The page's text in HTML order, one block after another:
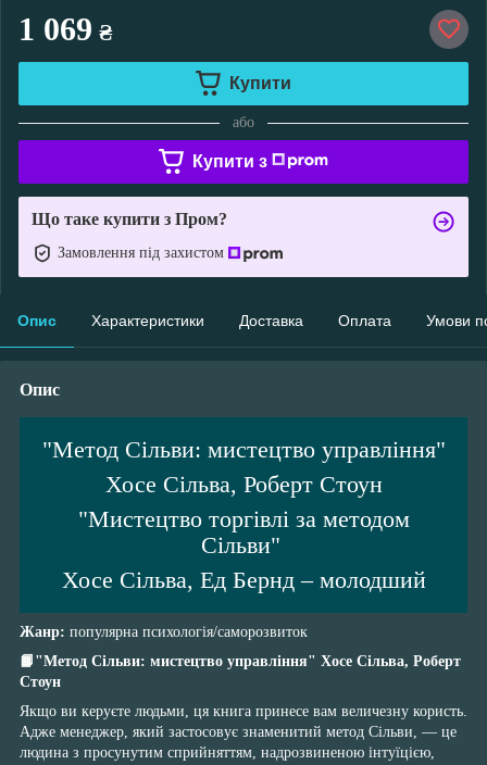
1 069 ₴
Купити
або
Купити з
Що таке купити з Пром?
Замовлення під захистом
Опис Характеристики Доставка Оплата Умови
Опис
"Метод Сільви: мистецтво управління"
Хосе Сільва, Роберт Стоун
"Мистецтво торгівлі за методом
Сільви"
Хосе Сільва, Ед Бернд – молодший
Жанр: популярна психологія/саморозвиток
📙"Метод Сільви: мистецтво управління" Хосе Сільва, Роберт
Стоун
Якщо ви керуєте людьми, ця книга принесе вам величезну користь.
Адже менеджер, який застосовує знаменитий метод Сільви, — це
людина з просунутим сприйняттям, надрозвиненою інтуїцією,